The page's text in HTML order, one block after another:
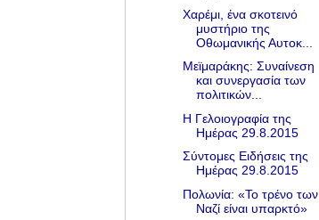
Χαρέμι, ένα σκοτεινό
μυστήριο της
Οθωμανικής Αυτοκ...
Μεϊμαράκης: Συναίνεση
και συνεργασία των
πολιτικών...
Η Γελοιογραφία της
Ημέρας 29.8.2015
Σύντομες Ειδήσεις της
Ημέρας 29.8.2015
Πολωνία: «Το τρένο των
Ναζί είναι υπαρκτό»